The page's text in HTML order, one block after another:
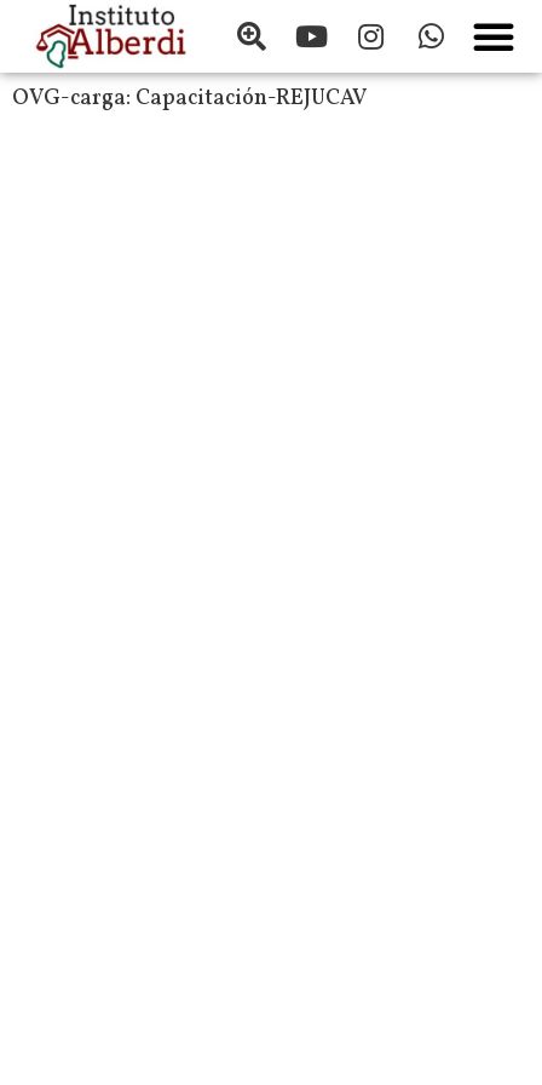
OVG-carga: Capacitación-REJUCAV